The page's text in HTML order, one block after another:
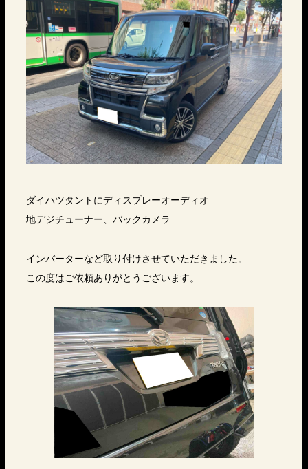
ダイハツタントにディスプレーオーディオ
地デジチューナー、バックカメラ
インバーターなど取り付けさせていただきました。
この度はご依頼ありがとうございます。